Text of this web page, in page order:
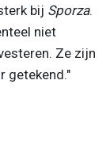
bij Sporza.
niet
Ze zijn
getekend."